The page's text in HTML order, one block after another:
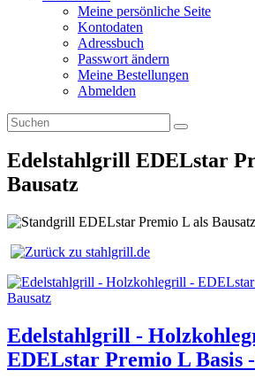
Meine persönliche Seite
Kontodaten
Adressbuch
Passwort ändern
Meine Bestellungen
Abmelden
Edelstahlgrill EDELstar
Bausatz
Edelstahlgrill -
EDELstar Premio L Basis